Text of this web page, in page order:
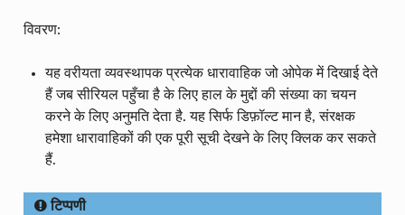
विवरण:
यह वरीयता व्यवस्थापक प्रत्येक धारावाहिक जो ओपेक में दिखाई देते
हैं जब सीरियल पहुँचा है के लिए हाल के मुद्दों की संख्या का चयन
करने के लिए अनुमति देता है. यह सिर्फ डिफ़ॉल्ट मान है, संरक्षक
हमेशा धारावाहिकों की एक पूरी सूची देखने के लिए क्लिक कर सकते
हैं.
टिप्पणी